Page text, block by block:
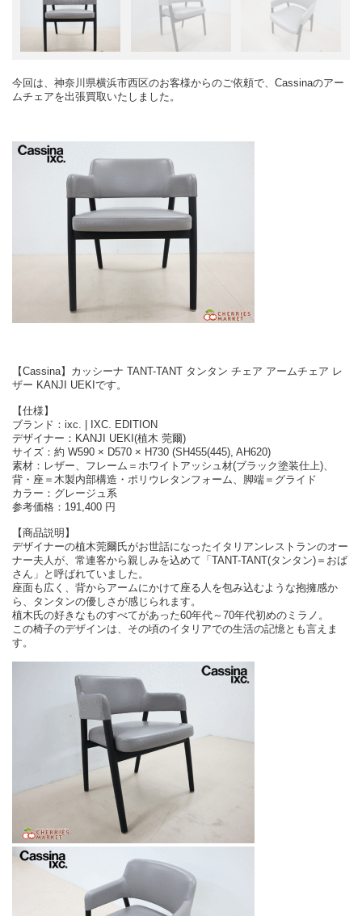
今回は、神奈川県横浜市西区のお客様からのご依頼で、Cassinaのアー
ムチェアを出張買取いたしました。
【Cassina】カッシーナ TANT-TANT タンタン チェア アームチェア レ
ザー KANJI UEKIです。
【仕様】
ブランド：ixc. | IXC. EDITION
デザイナー：KANJI UEKI(植木 莞爾)
サイズ：約 W590 × D570 × H730 (SH455(445), AH620)
素材：レザー、フレーム＝ホワイトアッシュ材(ブラック塗装仕上)、
背・座＝木製内部構造・ポリウレタンフォーム、脚端＝グライド
カラー：グレージュ系
参考価格：191,400 円
【商品説明】
デザイナーの植木莞爾氏がお世話になったイタリアンレストランのオー
ナー夫人が、常連客から親しみを込めて「TANT-TANT(タンタン)＝おば
さん」と呼ばれていました。
座面も広く、背からアームにかけて座る人を包み込むような抱擁感か
ら、タンタンの優しさが感じられます。
植木氏の好きなものすべてがあった60年代～70年代初めのミラノ。
この椅子のデザインは、その頃のイタリアでの生活の記憶とも言えま
す。